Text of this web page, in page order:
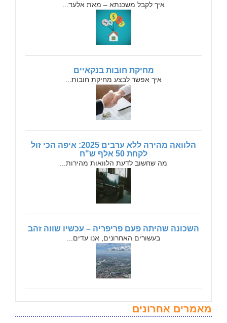
איך לקבל משכנתא – מאת אלעד...
מחיקת חובות בנקאיים
איך אפשר לבצע מחיקת חובות...
הלוואה מהירה ללא ערבים 2025: איפה הכי זול
לקחת 50 אלף ש"ח
מה שחשוב לדעת הלוואות מהירות...
השכונה שהיתה פעם פריפריה – עכשיו שווה זהב
בעשורים האחרונים, אנו עדים...
מאמרים אחרונים